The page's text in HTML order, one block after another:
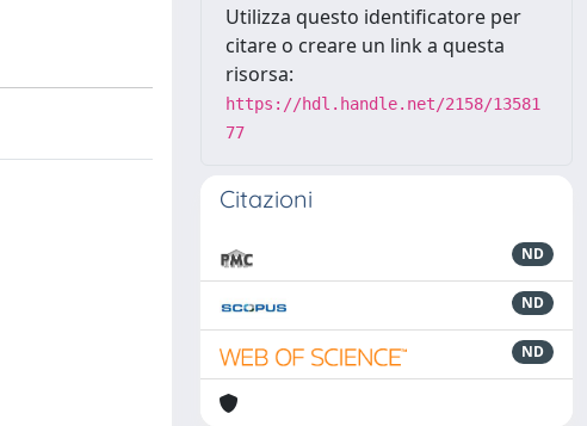
Utilizza questo identificatore per
citare o creare un link a questa
risorsa:
https://hdl.handle.net/2158/13581
77
Citazioni
ND
ND
ND